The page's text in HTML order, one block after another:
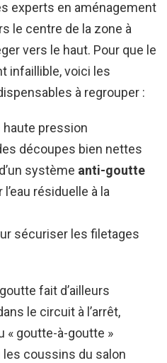
experts en aménagement
le centre de la zone à
vers le haut. Pour que le
infaillible, voici les
à regrouper :
pression
découpes bien nettes
système anti-goutte
résiduelle à la
sécuriser les filetages
fait d’ailleurs
le circuit à l’arrêt,
« goutte-à-goutte »
coussins du salon